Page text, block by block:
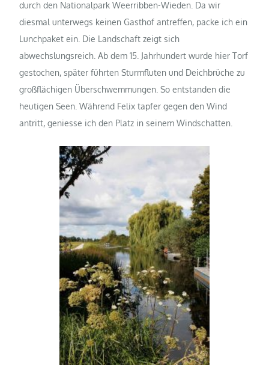
durch den Nationalpark Weerribben-Wieden. Da wir
diesmal unterwegs keinen Gasthof antreffen, packe ich ein
Lunchpaket ein. Die Landschaft zeigt sich
abwechslungsreich. Ab dem 15. Jahrhundert wurde hier Torf
gestochen, später führten Sturmfluten und Deichbrüche zu
großflächigen Überschwemmungen. So entstanden die
heutigen Seen. Während Felix tapfer gegen den Wind
antritt, geniesse ich den Platz in seinem Windschatten.